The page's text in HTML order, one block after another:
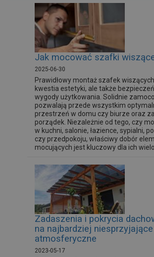
Jak mocować szafki
2025-06-30
Prawidłowy montaż szafek
kwestia estetyki, ale także
wygody użytkowania. Solidnie
pozwalają przede wszystkim
przestrzeń w domu czy biurze oraz
porządek. Niezależnie od tego, czy
w kuchni, salonie, łazience, sypialni,
czy przedpokoju, właściwy dobór
mocujących jest kluczowy dla ich
Zadaszenia i pokrycia
na najbardziej
atmosferyczne
2023-05-17